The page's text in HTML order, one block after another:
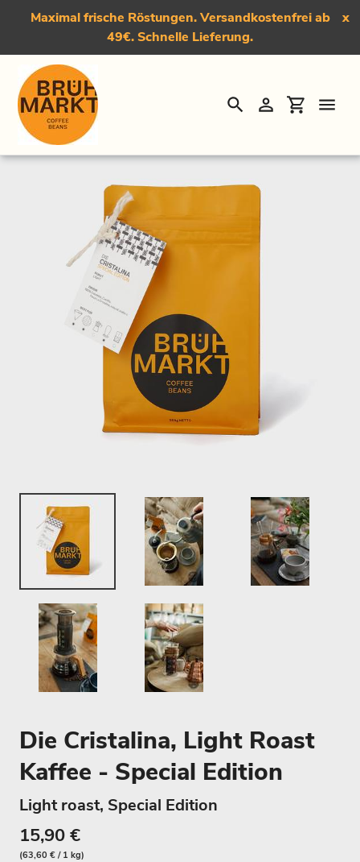
Direkt
Maximal frische Röstungen. Versandkostenfrei ab
49€. Schnelle Lieferung.
x
SuchenEinloggen
Startseite › Die Cristalina, Light Roast Kaffee - Special Edition
Die Cristalina, Light Roast
Kaffee - Special Edition
Light roast, Special Edition
15,90 €
(63,60 € / 1 kg)